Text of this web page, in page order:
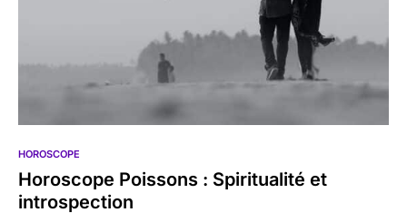
HOROSCOPE
Horoscope Poissons : Spiritualité et
introspection